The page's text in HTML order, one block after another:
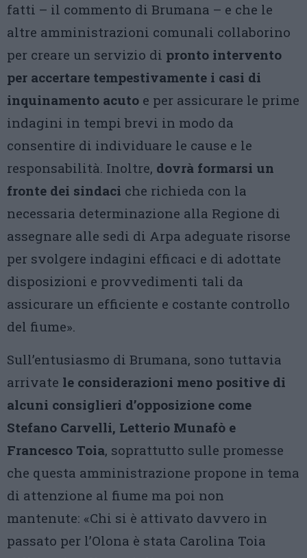
fatti – il commento di Brumana – e che le
altre amministrazioni comunali collaborino
per creare un servizio di pronto intervento
per accertare tempestivamente i casi di
inquinamento acuto e per assicurare le prime
indagini in tempi brevi in modo da
consentire di individuare le cause e le
responsabilità. Inoltre, dovrà formarsi un
fronte dei sindaci che richieda con la
necessaria determinazione alla Regione di
assegnare alle sedi di Arpa adeguate risorse
per svolgere indagini efficaci e di adottate
disposizioni e provvedimenti tali da
assicurare un efficiente e costante controllo
del fiume».
Sull’entusiasmo di Brumana, sono tuttavia
arrivate le considerazioni meno positive di
alcuni consiglieri d’opposizione come
Stefano Carvelli, Letterio Munafò e
Francesco Toia, soprattutto sulle promesse
che questa amministrazione propone in tema
di attenzione al fiume ma poi non
mantenute: «Chi si è attivato davvero in
passato per l’Olona è stata Carolina Toia